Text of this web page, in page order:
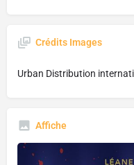
Crédits Images
Urban Distribution
Affiche